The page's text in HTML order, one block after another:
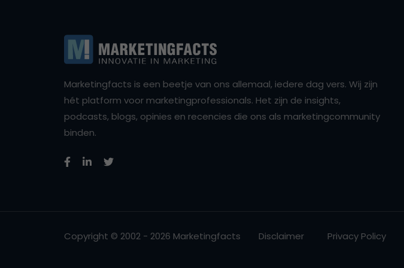
Marketingfacts is een beetje van ons allemaal, iedere dag vers. Wij zijn
hét platform voor marketingprofessionals. Het zijn de insights,
podcasts, blogs, opinies en recencies die ons als marketingcommunity
binden.
Copyright © 2002 - 2026 Marketingfacts Disclaimer Privacy Policy